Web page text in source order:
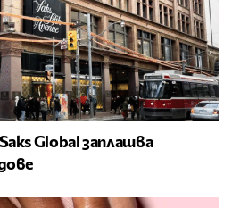
Global заплашва